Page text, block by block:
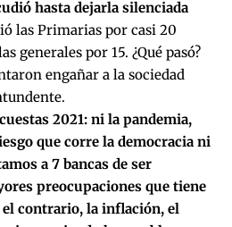
hasta dejarla silenciada
las Primarias por casi 20
generales por 15. ¿Qué pasó?
engañar a la sociedad
2021: ni la pandemia,
que corre la democracia ni
a 7 bancas de ser
preocupaciones que tiene
el contrario, la inflación, el